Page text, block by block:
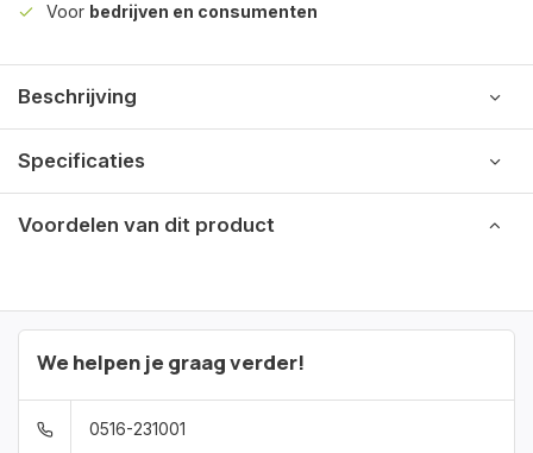
Voor bedrijven en consumenten
Beschrijving
Specificaties
Voordelen van dit product
We helpen je graag verder!
0516-231001